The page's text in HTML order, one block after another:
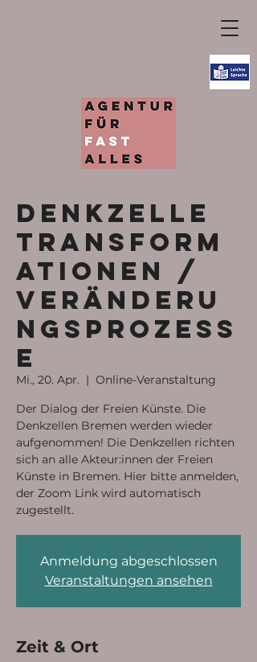
Denkzelle
Transform
ationen /
Veränderu
ngsprozess
e
Mi., 20. Apr.
  |
Online-Veranstaltung
Der Dialog der Freien Künste. Die
Denkzellen Bremen werden wieder
aufgenommen! Die Denkzellen richten
sich an alle Akteur:innen der Freien
Künste in Bremen. Hier bitte anmelden,
der Zoom Link wird automatisch
zugestellt.
Anmeldung abgeschlossen
Veranstaltungen ansehen
Zeit & Ort